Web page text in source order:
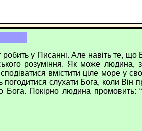
у Писанні. Але навіть те, що
розуміння. Як може людина, з
вмістити ціле море у
слухати Бога, коли Він
Бога. Покірно людина промовить: